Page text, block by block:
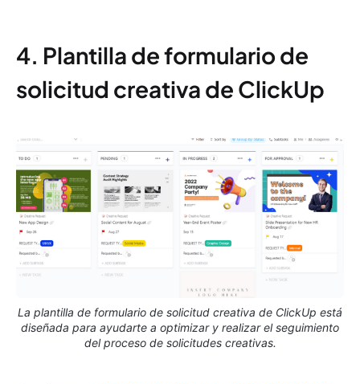
4. Plantilla de formulario de
solicitud creativa de ClickUp
La plantilla de formulario de solicitud creativa de ClickUp está
diseñada para ayudarte a optimizar y realizar el seguimiento
del proceso de solicitudes creativas.